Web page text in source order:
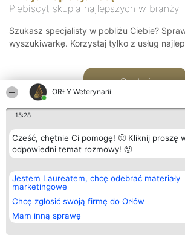
ORŁY Weterynarii
15:28
Cześć, chętnie Ci pomogę! 🙂 Kliknij proszę
odpowiedni temat rozmowy! 🙂
Jestem Laureatem, chcę odebrać materiały
marketingowe
Chcę zgłosić swoją firmę do Orłów
Mam inną sprawę
Plebiscyt skupia najlepszych w branży
Szukasz specjalisty w pobliżu Ciebie?
wyszukiwarkę. Korzystaj tylko z usług
Szukaj
Organizator plebiscytu
Bright Side Solutions sp. z o.
o. sp. k.
ul. Ruska 22
Wrocław 50-079
KRS 0000749100 | Regon
381313360 | NIP 8943132676
Plebiscyt
Laureaci
wszystkich
Laureatów
Regulamin